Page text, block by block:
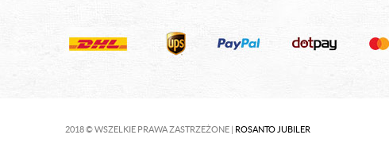
2018 © WSZELKIE PRAWA ZASTRZEŻONE | ROSANTO JUBILER